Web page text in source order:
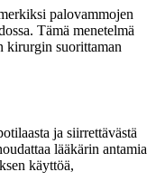
palovammojen
Tämä menetelmä
kirurgin suorittaman
ja siirrettävästä
lääkärin antamia
käyttöä,